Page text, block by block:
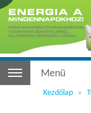
Menü
Kezdőlap